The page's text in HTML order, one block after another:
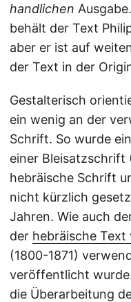
handlichen
behält der Text
aber er ist auf
der Text in der
Gestalterisch
ein wenig an der
Schrift. So wurde
einer Bleisatzschrift
hebräische Schrift
nicht kürzlich
Jahren. Wie auch
der hebräische Text
(1800-1871)
veröffentlicht
die Überarbeitung